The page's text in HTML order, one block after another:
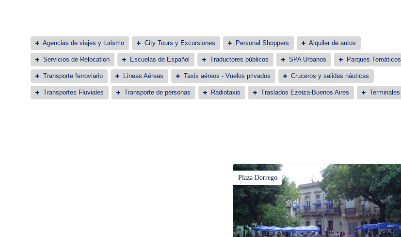
Agencias de viajes y turismo City Tours y Excursiones Personal Shoppers Alquiler de autos
Servicios de Relocation Escuelas de Español Traductores públicos SPA Urbanos Parques Temáticos
Transporte ferroviario Líneas Aéreas Taxis aéreos - Vuelos privados Cruceros y salidas náuticas
Transportes Fluviales Transporte de personas Radiotaxis Traslados Ezeiza-Buenos Aires Terminales
Plaza Dorrego